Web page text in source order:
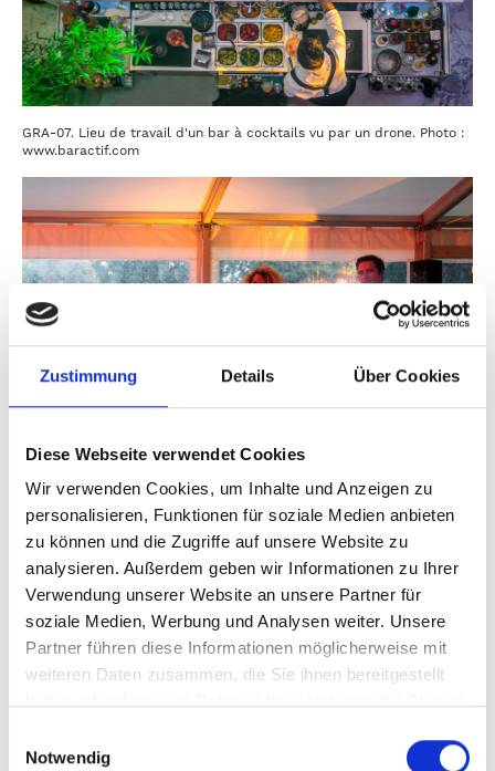
Zustimmung Details Über Cookies
Diese Webseite verwendet Cookies
Wir verwenden Cookies, um Inhalte und Anzeigen zu
personalisieren, Funktionen für soziale Medien anbieten
zu können und die Zugriffe auf unsere Website zu
analysieren. Außerdem geben wir Informationen zu Ihrer
Verwendung unserer Website an unsere Partner für
soziale Medien, Werbung und Analysen weiter. Unsere
Partner führen diese Informationen möglicherweise mit
weiteren Daten zusammen, die Sie ihnen bereitgestellt
Notwendig
GRA-07. Lieu de travail d'un bar à cocktails vu par un drone. Photo :
www.baractif.com
GRA-08. bar à cocktails blanc avec design spécial - caissons
frontaux éclairés avec motif découpé au laser. Photo :